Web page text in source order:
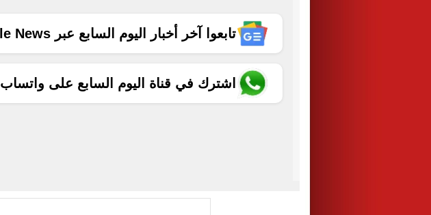
تابعوا آخر أخبار اليوم السابع عبر Google News
اشترك في قناة اليوم السابع على واتساب